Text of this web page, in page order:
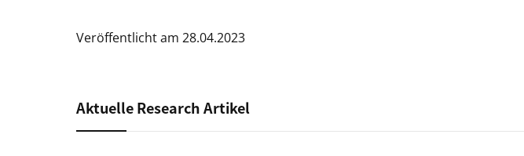
Veröffentlicht am 28.04.2023
Aktuelle Research Artikel